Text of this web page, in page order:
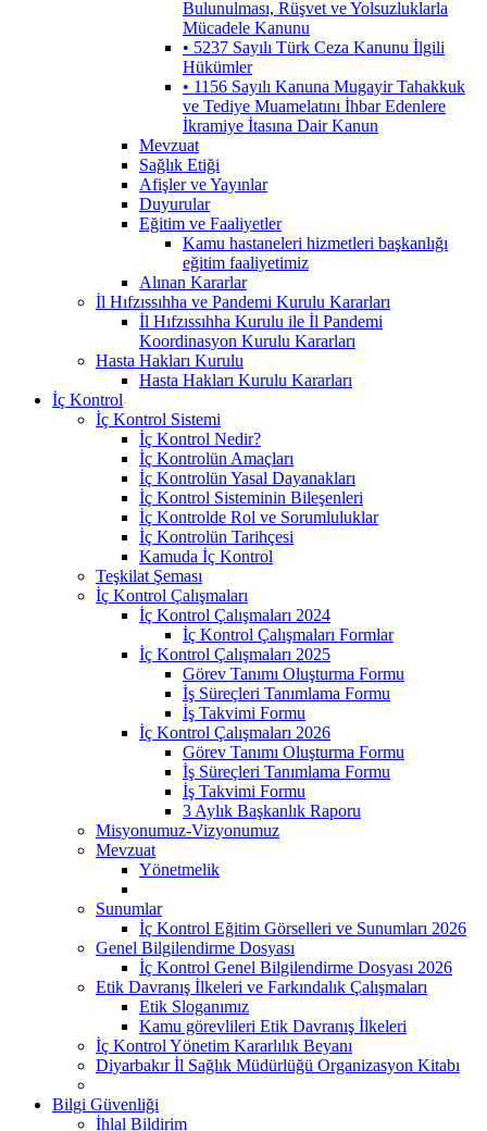
Bulunulması, Rüşvet ve Yolsuzluklarla
Mücadele Kanunu
• 5237 Sayılı Türk Ceza Kanunu İlgili
Hükümler
• 1156 Sayılı Kanuna Mugayir Tahakkuk
ve Tediye Muamelatını İhbar Edenlere
İkramiye İtasına Dair Kanun
Mevzuat
Sağlık Etiği
Afişler ve Yayınlar
Duyurular
Eğitim ve Faaliyetler
Kamu hastaneleri hizmetleri başkanlığı
eğitim faaliyetimiz
Alınan Kararlar
İl Hıfzıssıhha ve Pandemi Kurulu Kararları
İl Hıfzıssıhha Kurulu ile İl Pandemi
Koordinasyon Kurulu Kararları
Hasta Hakları Kurulu
Hasta Hakları Kurulu Kararları
İç Kontrol
İç Kontrol Sistemi
İç Kontrol Nedir?
İç Kontrolün Amaçları
İç Kontrolün Yasal Dayanakları
İç Kontrol Sisteminin Bileşenleri
İç Kontrolde Rol ve Sorumluluklar
İç Kontrolün Tarihçesi
Kamuda İç Kontrol
Teşkilat Şeması
İç Kontrol Çalışmaları
İç Kontrol Çalışmaları 2024
İç Kontrol Çalışmaları Formlar
İç Kontrol Çalışmaları 2025
Görev Tanımı Oluşturma Formu
İş Süreçleri Tanımlama Formu
İş Takvimi Formu
İç Kontrol Çalışmaları 2026
Görev Tanımı Oluşturma Formu
İş Süreçleri Tanımlama Formu
İş Takvimi Formu
3 Aylık Başkanlık Raporu
Misyonumuz-Vizyonumuz
Mevzuat
Yönetmelik
Sunumlar
İç Kontrol Eğitim Görselleri ve Sunumları 2026
Genel Bilgilendirme Dosyası
İç Kontrol Genel Bilgilendirme Dosyası 2026
Etik Davranış İlkeleri ve Farkındalık Çalışmaları
Etik Sloganımız
Kamu görevlileri Etik Davranış İlkeleri
İç Kontrol Yönetim Kararlılık Beyanı
Diyarbakır İl Sağlık Müdürlüğü Organizasyon Kitabı
Bilgi Güvenliği
İhlal Bildirim